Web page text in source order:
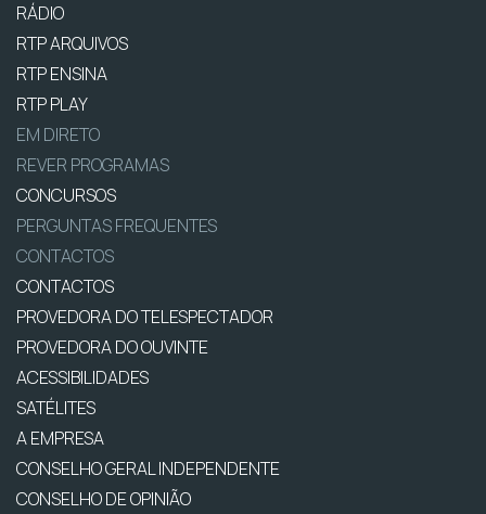
RÁDIO
RTP ARQUIVOS
RTP ENSINA
RTP PLAY
EM DIRETO
REVER PROGRAMAS
CONCURSOS
PERGUNTAS FREQUENTES
CONTACTOS
CONTACTOS
PROVEDORA DO TELESPECTADOR
PROVEDORA DO OUVINTE
ACESSIBILIDADES
SATÉLITES
A EMPRESA
CONSELHO GERAL INDEPENDENTE
CONSELHO DE OPINIÃO